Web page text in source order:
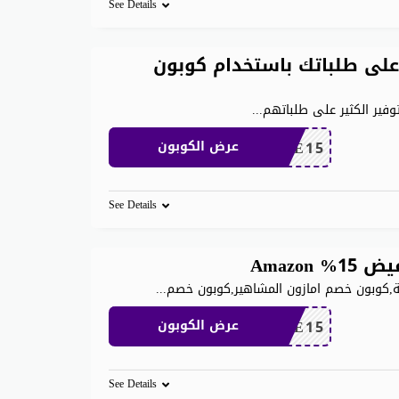
See Details
على خصم يصل إلى 80٪ على طلباتك باستخدام كوبون
الكثير على طلباتهم...
SAVE15 عرض الكوبون
See Details
خصم امازون المشاهير,كوبون خصم...
SAVE15 عرض الكوبون
See Details